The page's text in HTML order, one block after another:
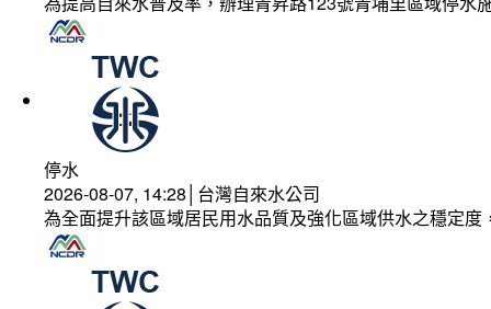
停水
2026-08-07, 14:28│台灣自來水公司
為全面提升該區域居民用水品質及強化區域供水之穩定